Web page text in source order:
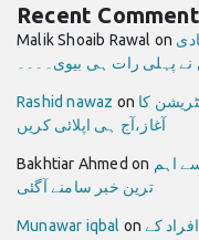
Recent
Malik Shoaib Rawal on
پہلی رات ہی بیوی۔۔۔۔
Rashid nawaz on کا
آغاز،آج ہی اپلائی کریں
Bakhtiar Ahmed on اہم
ترین خبر سامنے آگئی
Munawar iqbal on کے